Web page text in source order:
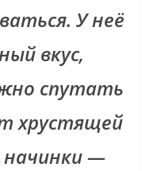
У неё
вкус,
спутать
хрустящей
начинки —